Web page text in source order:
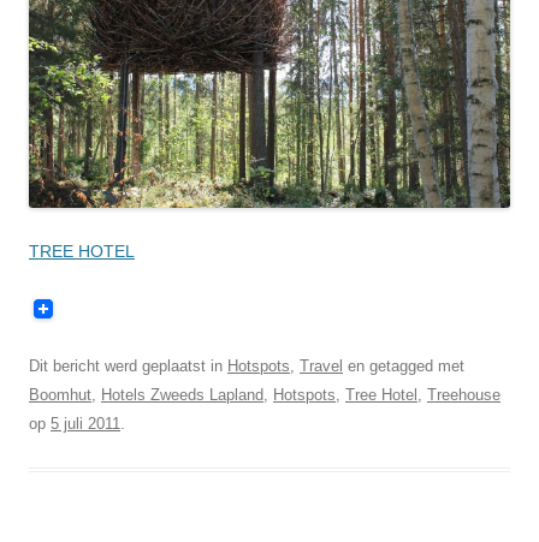
TREE HOTEL
Dit bericht werd geplaatst in Hotspots, Travel en getagged met
Boomhut, Hotels Zweeds Lapland, Hotspots, Tree Hotel , Treehouse
op 5 juli 2011.